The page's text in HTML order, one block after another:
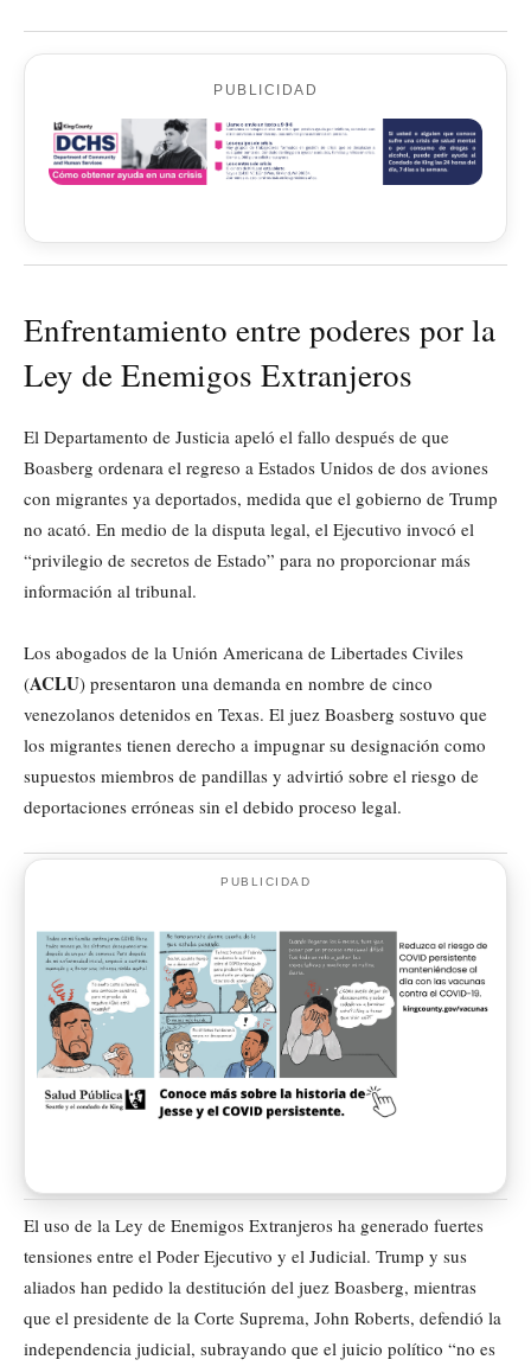
PUBLICIDAD
Enfrentamiento entre poderes por la
Ley de Enemigos Extranjeros
El Departamento de Justicia apeló el fallo después de que
Boasberg ordenara el regreso a Estados Unidos de dos aviones
con migrantes ya deportados, medida que el gobierno de Trump
no acató. En medio de la disputa legal, el Ejecutivo invocó el
“privilegio de secretos de Estado” para no proporcionar más
información al tribunal.
Los abogados de la Unión Americana de Libertades Civiles
(ACLU) presentaron una demanda en nombre de cinco
venezolanos detenidos en Texas. El juez Boasberg sostuvo que
los migrantes tienen derecho a impugnar su designación como
supuestos miembros de pandillas y advirtió sobre el riesgo de
deportaciones erróneas sin el debido proceso legal.
PUBLICIDAD
El uso de la Ley de Enemigos Extranjeros ha generado fuertes
tensiones entre el Poder Ejecutivo y el Judicial. Trump y sus
aliados han pedido la destitución del juez Boasberg, mientras
que el presidente de la Corte Suprema, John Roberts, defendió la
independencia judicial, subrayando que el juicio político “no es